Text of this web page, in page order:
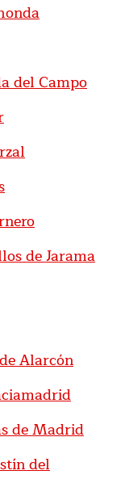
del Campo
de Jarama
Alarcón
de Madrid
del